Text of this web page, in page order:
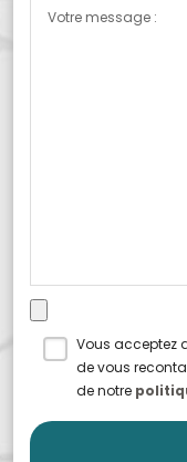
Vous acceptez
de vous
de notre